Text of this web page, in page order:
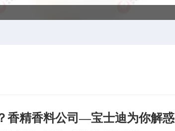
香精香料公司—宝士迪为你解惑